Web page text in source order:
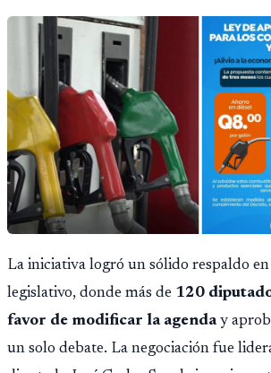
La iniciativa logró un sólido respaldo
legislativo, donde más de 120
favor de modificar la agenday
un solo debate. La negociación fue